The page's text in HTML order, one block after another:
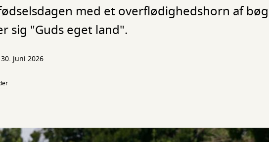
med et overflødighedshorn af
sig "Guds eget land".
30. juni 2026